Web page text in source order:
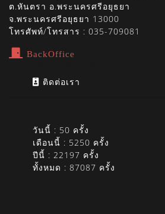
ต.หันตรา อ.พระนครศรีอยุธยา
จ.พระนครศรีอยุธยา 13000
โทรศัพท์/โทรสาร : 035-709081
BackOffice
ติดต่อเรา
วันนี้ : 50 ครั้ง
เดือนนี้ : 5250 ครั้ง
ปีนี้ : 22197 ครั้ง
ทั้งหมด : 87087 ครั้ง